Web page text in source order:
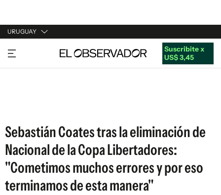
URUGUAY
URUGUAY
ARGENTINA
Suscribite x
US$ 3,45
Sebastián Coates tras la eliminación de
Nacional de la Copa Libertadores:
"Cometimos muchos errores y por eso
terminamos de esta manera"